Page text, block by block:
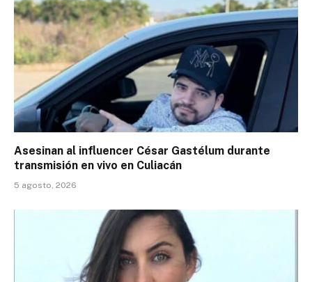
Asesinan al influencer César Gastélum durante
transmisión en vivo en Culiacán
5 agosto, 2026